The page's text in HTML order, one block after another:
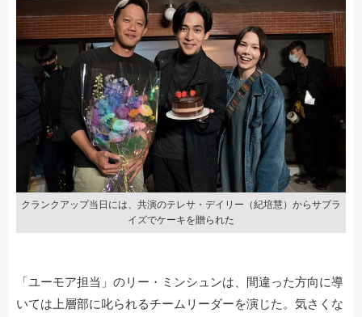
クランクアップ当日には、共演のテレサ・デイリー（紀培慧）からサプラ
イズでケーキを贈られた
「ユーモア担当」のリー・ミンシュンは、間違った方向に導
いては上層部に叱られるチームリーダーを演じた。気さくな